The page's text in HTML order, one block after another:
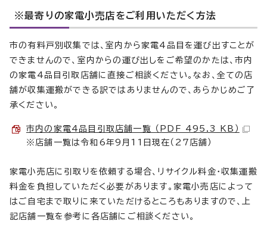
※最寄りの家電小売店をご利用いただく方法
市の有料戸別収集では、室内から家電4品目を運び出すことが
できませんので、室内からの運び出しをご希望のかたは、市内
の家電4品目引取店舗に直接ご相談ください。なお、全ての店
舗が収集運搬ができる訳ではありませんので、あらかじめご了
承ください。
市内の家電4品目引取店舗一覧 （PDF 495.3 KB）
※店舗一覧は令和6年9月11日現在（27店舗）
家電小売店に引取りを依頼する場合、リサイクル料金・収集運搬
料金を負担していただく必要があります。家電小売店によって
はご自宅まで取りに来ていただけるところもありますので、上
記店舗一覧を参考に各店舗にご相談ください。